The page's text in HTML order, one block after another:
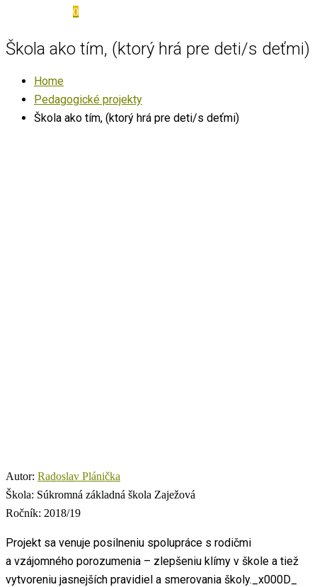
0
Škola ako tím, (ktorý hrá pre deti/s deťmi)
Home
Pedagogické projekty
Škola ako tím, (ktorý hrá pre deti/s deťmi)
Autor: Radoslav Plánička
Škola: Súkromná základná škola Zaježová
Ročník: 2018/19
Projekt sa venuje posilneniu spolupráce s rodičmi
a vzájomného porozumenia – zlepšeniu klímy v škole a tiež
vytvoreniu jasnejších pravidiel a smerovania školy. _x000D_